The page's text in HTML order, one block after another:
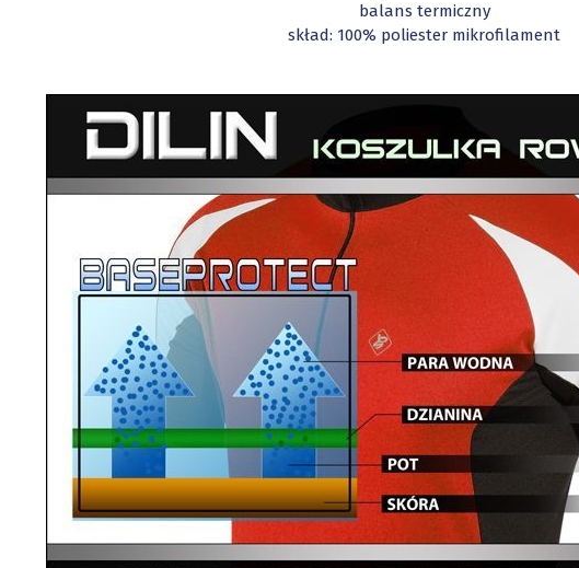
balans termiczny
skład: 100% poliester mikrofilament